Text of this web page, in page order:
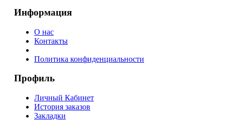
Информация
О нас
Контакты
Политика конфиденциальности
Профиль
Личный Кабинет
История заказов
Закладки